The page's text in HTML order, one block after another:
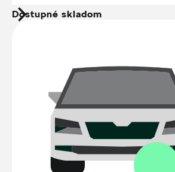
Dostupné skladom